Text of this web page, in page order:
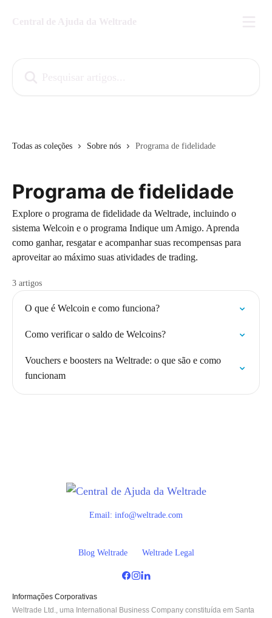
Todas as coleções Sobre nós Programa de fidelidade
Programa de fidelidade
Explore o programa de fidelidade da Weltrade, incluindo o
sistema Welcoin e o programa Indique um Amigo. Aprenda
como ganhar, resgatar e acompanhar suas recompensas para
aproveitar ao máximo suas atividades de trading.
3 artigos
O que é Welcoin e como funciona?
Como verificar o saldo de Welcoins?
Vouchers e boosters na Weltrade: o que são e como
funcionam
Email: info@weltrade.com
Blog Weltrade Weltrade Legal
Informações Corporativas
Weltrade Ltd., uma International Business Company constituída em Santa